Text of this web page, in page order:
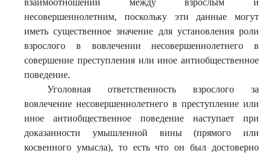
взаимоотношений между взрослым и
несовершеннолетним, поскольку эти данные могут
иметь существенное значение для установления роли
взрослого в вовлечении несовершеннолетнего в
совершение преступления или иное антиобщественное
поведение.
Уголовная ответственность взрослого за
вовлечение несовершеннолетнего в преступление или
иное антиобщественное поведение наступает при
доказанности умышленной вины (прямого или
косвенного умысла), то есть что он был достоверно